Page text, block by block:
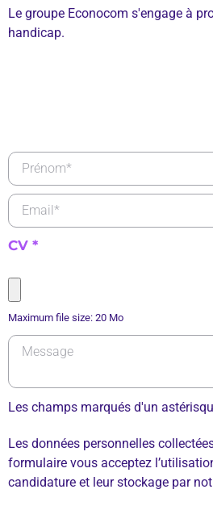
Le groupe Econocom s'engage à
handicap.
CV *
Maximum file size: 20 Mo
Les champs marqués d'un
Les données personnelles
formulaire vous acceptez
candidature et leur stockage par